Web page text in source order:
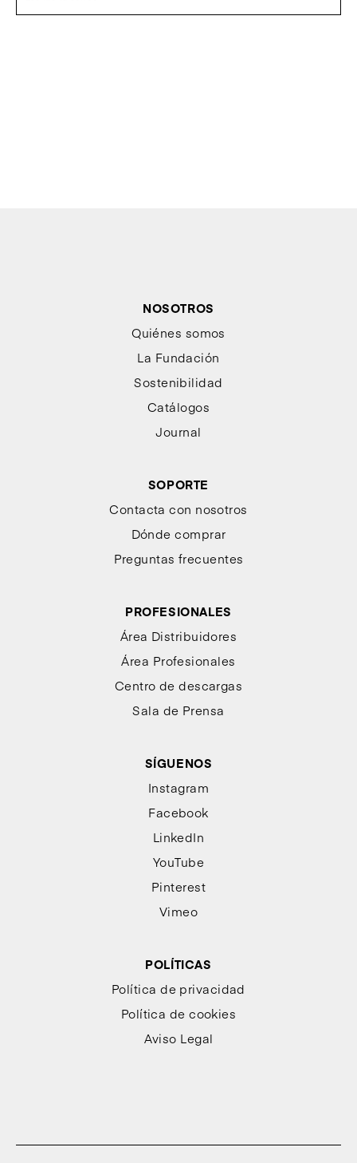
NOSOTROS
Quiénes somos
La Fundación
Sostenibilidad
Catálogos
Journal
SOPORTE
Contacta con nosotros
Dónde comprar
Preguntas frecuentes
PROFESIONALES
Área Distribuidores
Área Profesionales
Centro de descargas
Sala de Prensa
SÍGUENOS
Instagram
Facebook
LinkedIn
YouTube
Pinterest
Vimeo
POLÍTICAS
Política de privacidad
Política de cookies
Aviso Legal